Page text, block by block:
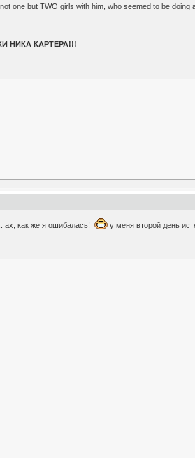
one but TWO girls with him, who seemed to be doing
НИКА КАРТЕРА!!!
ах, как же я ошибалась! у меня второй день